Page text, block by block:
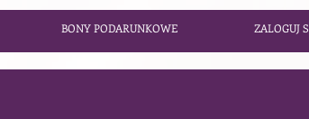
BONY PODARUNKOWE ZALOGUJ